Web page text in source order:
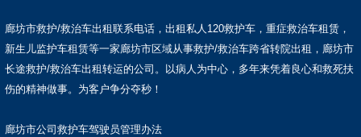
廊坊市救护/救治车出租联系电话，出租私人120救护车，重症救治车租赁，
新生儿监护车租赁等一家廊坊市区域从事救护/救治车跨省转院出租，廊坊市
长途救护/救治车出租转运的公司。以病人为中心，多年来凭着良心和救死扶
伤的精神做事。为客户争分夺秒！
廊坊市公司救护车驾驶员管理办法